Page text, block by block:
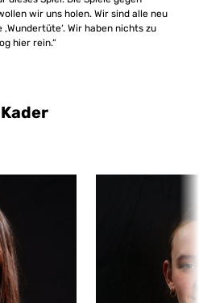
wir uns holen. Wir sind alle neu
Wir haben nichts zu
hier rein.“